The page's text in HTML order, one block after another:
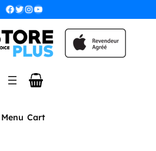
Facebook Twitter InstagramYouTube
Menu Cart